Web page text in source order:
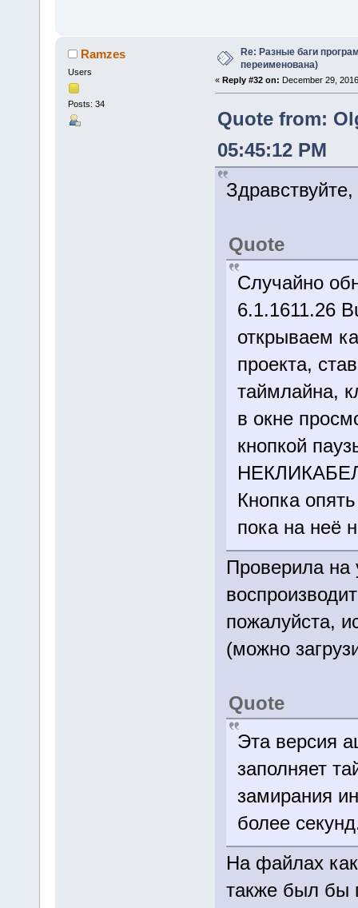
Ramzes
Users
Posts: 34
Re: Разные баги
переименована)
« Reply #32 on: December 29,
Quote from:
05:45:12 PM
Quote
Случайно
6.1.1611.26
открываем
проекта,
таймлайна,
в окне
кнопкой
Кнопка
пока на неё
Проверила на
пожалуйста,
(можно
Quote
Эта версия
заполняет
замирания
более
На файлах
также был бы